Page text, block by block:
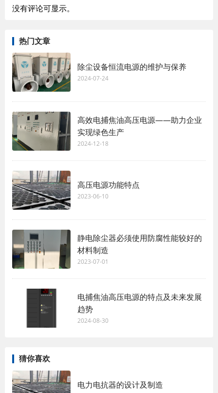
没有评论可显示。
热门文章
除尘设备恒流电源的维护与保养
2024-07-24
高效电捕焦油高压电源——助力企业
实现绿色生产
2024-12-18
高压电源功能特点
2023-06-10
静电除尘器必须使用防腐性能较好的
材料制造
2023-07-01
电捕焦油高压电源的特点及未来发展
趋势
2024-08-30
猜你喜欢
电力电抗器的设计及制造